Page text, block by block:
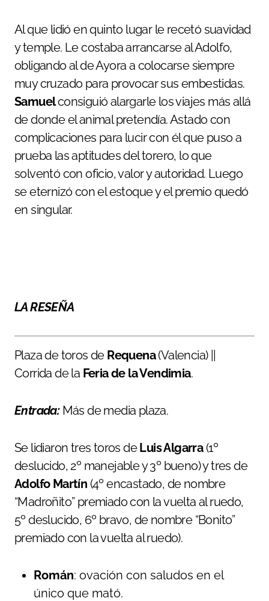
Al que lidió en quinto lugar le recetó suavidad
y temple. Le costaba arrancarse al Adolfo,
obligando al de Ayora a colocarse siempre
muy cruzado para provocar sus embestidas.
Samuelconsiguió alargarle los viajes más allá
de donde el animal pretendía. Astado con
complicaciones para lucir con él que puso a
prueba las aptitudes del torero, lo que
solventó con oficio, valor y autoridad. Luego
se eternizó con el estoque y el premio quedó
en singular.
LA RESEÑA
Plaza de toros de Requena(Valencia) ||
Corrida de la Feria de la Vendimia.
Entrada: Más de media plaza.
Se lidiaron tres toros deLuis Algarra(1º
deslucido, 2º manejable y 3º bueno) y tres de
Adolfo Martín (4º encastado, de nombre
“Madroñito” premiado con la vuelta al ruedo,
5º deslucido, 6º bravo, de nombre “Bonito”
premiado con la vuelta al ruedo).
Román: ovación con saludos en el
único que mató.